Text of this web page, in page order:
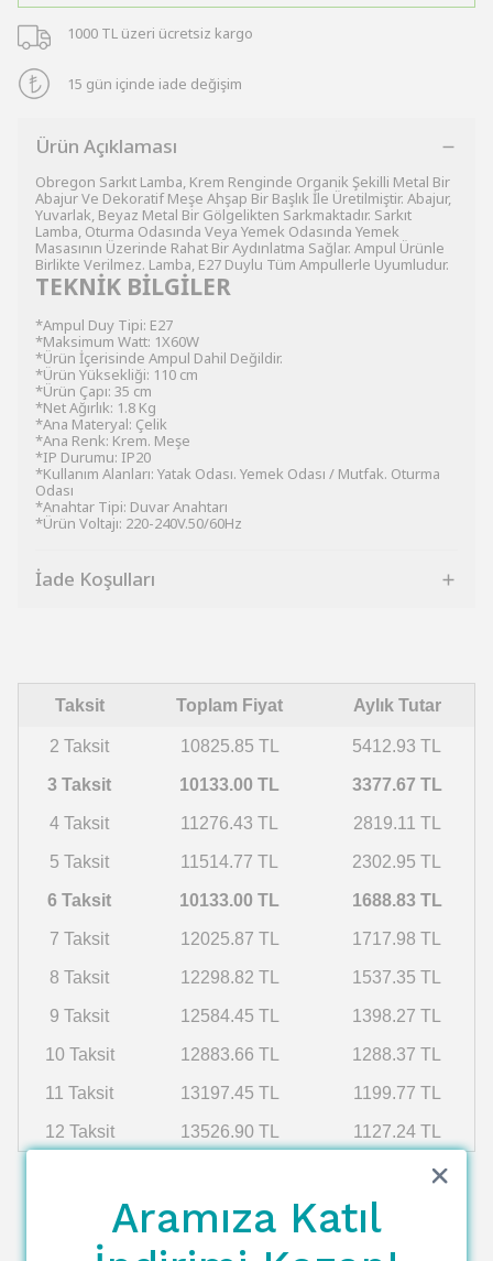
1000 TL üzeri ücretsiz kargo
15 gün içinde iade değişim
Ürün Açıklaması
Obregon Sarkıt Lamba, Krem Renginde Organik Şekilli Metal Bir
Abajur Ve Dekoratif Meşe Ahşap Bir Başlık İle Üretilmiştir. Abajur,
Yuvarlak, Beyaz Metal Bir Gölgelikten Sarkmaktadır. Sarkıt
Lamba, Oturma Odasında Veya Yemek Odasında Yemek
Masasının Üzerinde Rahat Bir Aydınlatma Sağlar. Ampul Ürünle
Birlikte Verilmez. Lamba, E27 Duylu Tüm Ampullerle Uyumludur.
TEKNİK BİLGİLER
*Ampul Duy Tipi: E27
*Maksimum Watt: 1X60W
*Ürün İçerisinde Ampul Dahil Değildir.
*Ürün Yüksekliği: 110 cm
*Ürün Çapı: 35 cm
*Net Ağırlık: 1.8 Kg
*Ana Materyal: Çelik
*Ana Renk: Krem. Meşe
*IP Durumu: IP20
*Kullanım Alanları: Yatak Odası. Yemek Odası / Mutfak. Oturma
Odası
*Anahtar Tipi: Duvar Anahtarı
*Ürün Voltajı: 220-240V.50/60Hz
İade Koşulları
Taksit Toplam Fiyat Aylık Tutar
2 Taksit 10825.85 TL 5412.93 TL
3 Taksit 10133.00 TL 3377.67 TL
4 Taksit 11276.43 TL 2819.11 TL
5 Taksit 11514.77 TL 2302.95 TL
6 Taksit 10133.00 TL 1688.83 TL
7 Taksit 12025.87 TL 1717.98 TL
8 Taksit 12298.82 TL 1537.35 TL
9 Taksit 12584.45 TL 1398.27 TL
10 Taksit 12883.66 TL 1288.37 TL
11 Taksit 13197.45 TL 1199.77 TL
12 Taksit 13526.90 TL 1127.24 TL
Aramıza Katıl